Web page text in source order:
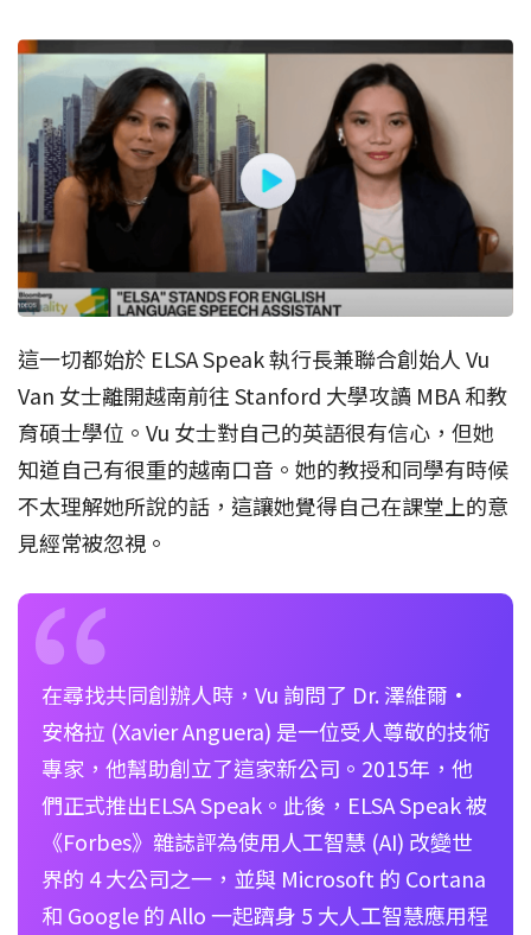
這一切都始於 ELSA Speak 執行長兼聯合創始人 Vu
Van 女士離開越南前往 Stanford 大學攻讀 MBA 和教
育碩士學位。Vu 女士對自己的英語很有信心，但她
知道自己有很重的越南口音。她的教授和同學有時候
不太理解她所說的話，這讓她覺得自己在課堂上的意
見經常被忽視。
在尋找共同創辦人時，Vu 詢問了 Dr. 澤維爾·
安格拉 (Xavier Anguera) 是一位受人尊敬的技術
專家，他幫助創立了這家新公司。2015年，他
們正式推出ELSA Speak。此後，ELSA Speak 被
《Forbes》雜誌評為使用人工智慧 (AI) 改變世
界的 4 大公司之一，並與 Microsoft 的 Cortana
和 Google 的 Allo 一起躋身 5 大人工智慧應用程